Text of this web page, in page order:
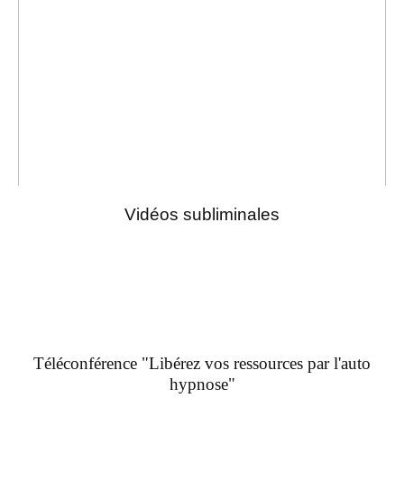
Vidéos subliminales
Téléconférence "Libérez vos ressources par l'auto
hypnose"